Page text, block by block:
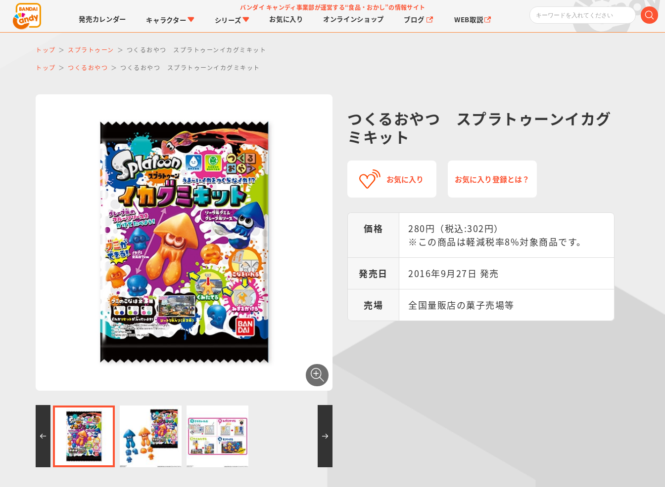
バンダイ キャンディ事業部が運営する“食品・おかし”の情報サイト
発売カレンダー キャラクター
仮面ライダーシリーズ
PROJECT R.E.D.・ス
ーパー戦隊シリーズ
プリキュアシリーズ
シリーズ
キャラパキ つりグミ チョコサプ
お気に入り オンラインショップ ブログ WEB取説
トップ スプラトゥーン つくるおやつ スプラトゥーンイカグミキット
トップ つくるおやつ つくるおやつ スプラトゥーンイカグミキット
つくるおやつ スプラトゥーンイカグ
ミキット
お気に入り お気に入り登録とは？
価格
280円（税込:302円）
※この商品は軽減税率8%対象商品です。
発売日 2016年9月27日 発売
売場 全国量販店の菓子売場等